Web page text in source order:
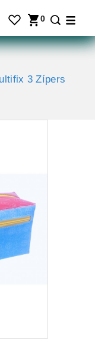
0
3 Zípers